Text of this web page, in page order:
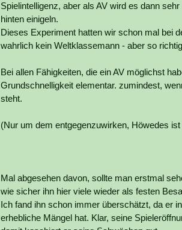
Spielintelligenz, aber als AV wird es dann
hinten einigeln.
Dieses Experiment hatten wir schon mal bei
wahrlich kein Weltklassemann - aber so
Bei allen Fähigkeiten, die ein AV möglichst
Grundschnelligkeit elementar. zumindest,
steht.
(Nur um dem entgegenzuwirken, Höwedes
Mal abgesehen davon, sollte man erstmal
wie sicher ihn hier viele wieder als festen
Ich fand ihn schon immer überschätzt, da er
erhebliche Mängel hat. Klar, seine